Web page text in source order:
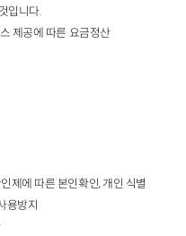
입니다.
제공에 따른 요금정산
제에 따른 본인확인, 개인 식별
용방지